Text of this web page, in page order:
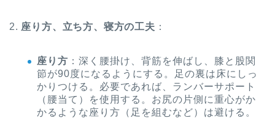
2. 座り方、立ち方、寝方の工夫 ：
座り方 ：深く腰掛け、背筋を伸ばし、膝と股関
節が90度になるようにする。足の裏は床にしっ
かりつける。必要であれば、ランバーサポート
（腰当て）を使用する。お尻の片側に重心がか
かるような座り方（足を組むなど）は避ける。